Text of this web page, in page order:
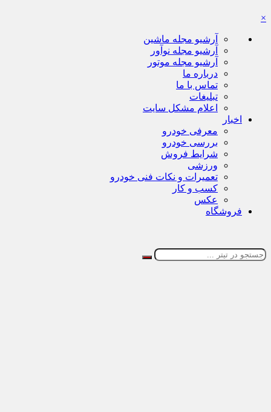
×
آرشیو مجله ماشین
آرشیو مجله نوآور
آرشیو مجله موتور
درباره ما
تماس با ما
تبلیغات
اعلام مشکل سایت
اخبار
معرفی خودرو
بررسی خودرو
شرایط فروش
ورزشی
تعمیرات و نکات فنی خودرو
کسب و کار
عکس
فروشگاه